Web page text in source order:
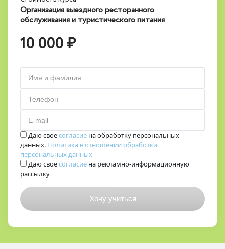
Организация выездного ресторанного
обслуживания и туристического питания
10 000 ₽
Имя и фамилия
Телефон
E-mail
Даю своесогласие на обработку персональных
данных. Политика в отношении обработки
персональных данных
Даю своесогласие на рекламно-информационную
рассылку